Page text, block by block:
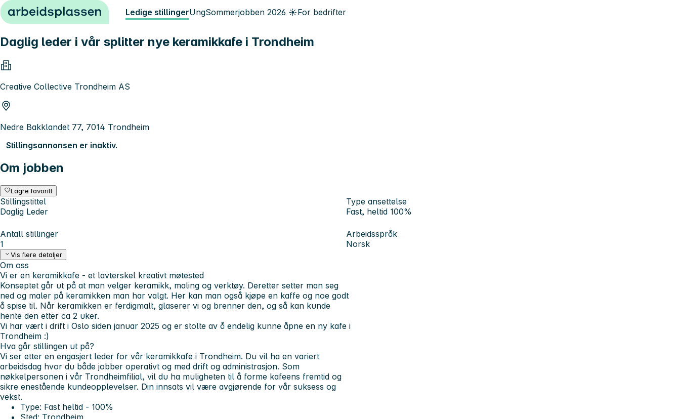
Hopp til innhold Ledige stillingerUngSommerjobben 2026 ☀️For bedrifter
Daglig leder i vår splitter nye keramikkafe i Trondheim
Creative Collective Trondheim AS
Nedre Bakklandet 77, 7014 Trondheim
Stillingsannonsen er inaktiv.
Om jobben
Lagre favoritt
Stillingstittel
Daglig Leder
Type ansettelse
Fast, heltid 100%
Antall stillinger
1
Arbeidsspråk
Norsk
Vis flere detaljer
Om oss
Vi er en keramikkafe - et lavterskel kreativt møtested
Konseptet går ut på at man velger keramikk, maling og verktøy. Deretter setter man seg
ned og maler på keramikken man har valgt. Her kan man også kjøpe en kaffe og noe godt
å spise til. Når keramikken er ferdigmalt, glaserer vi og brenner den, og så kan kunde
hente den etter ca 2 uker.
Vi har vært i drift i Oslo siden januar 2025 og er stolte av å endelig kunne åpne en ny kafe i
Trondheim :)
Hva går stillingen ut på?
Vi ser etter en engasjert leder for vår keramikkafe i Trondheim. Du vil ha en variert
arbeidsdag hvor du både jobber operativt og med drift og administrasjon. Som
nøkkelpersonen i vår Trondheimfilial, vil du ha muligheten til å forme kafeens fremtid og
sikre enestående kundeopplevelser. Din innsats vil være avgjørende for vår suksess og
vekst.
Type: Fast heltid - 100%